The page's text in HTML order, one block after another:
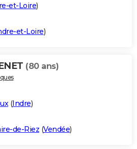
et-Loire)
et-Loire)
(80 ans)
(Indre)
de-Riez (Vendée)